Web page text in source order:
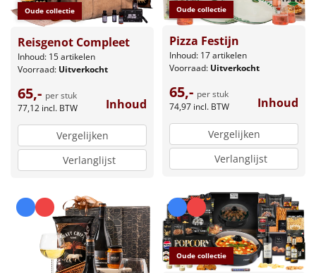
Oude collectie
Reisgenot Compleet
Inhoud: 15 artikelen
Voorraad: Uitverkocht
65,- per stuk
77,12 incl. BTW Inhoud
Vergelijken
Verlanglijst
Oude collectie
Pizza Festijn
Inhoud: 17 artikelen
Voorraad: Uitverkocht
65,- per stuk
74,97 incl. BTW Inhoud
Vergelijken
Verlanglijst
Oude collectie